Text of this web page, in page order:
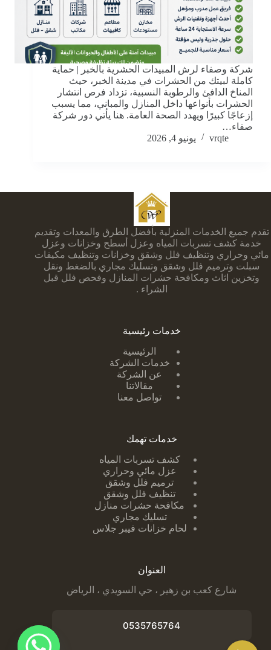
شركة وصفاء لرش المبيدات الحشرية بالخبر | حماية
كاملة لبيتك من الحشرات في مدينة الخبر، حيث
المناخ الدافئ والرطوبة النسبية، تزداد فرص انتشار
الحشرات بأنواعها داخل المنازل والمباني، مما يسبب
إزعاجًا كبيرًا ويهدد الصحة العامة. هنا يأتي دور شركة
صفاء…
vrqte
يونيو 4, 2026
تقدم جميع الخدمات المنزلية بأفضل الطرق والمعدات وتقديم
خدمة كشف تسربات المياه وعزل أسطح وخزانات وعزل
مائي وحراري وتنظيف فلل وشقق وخزانات وتنظيف مكيفات
سبلت وترميم فلل وشقق وتسليك مجاري بالضغط ونقل
وتخزين اثاث ومكافحة حشرات المنازل وفحص فلل قبل
الشراء .
خدمات رئيسية
الرئيسية
خدمات الشركة
عن الشركة
مقالاتنا
تواصل معنا
خدمات تهمك
كشف تسربات ا لمياه
عزل مائي وحراري
ترميم فلل وشقق
تنظيف فلل وشقق
مكافحة حشرات منازل
تسليك مجاري
لحام خزانات فيبر جلاس
العنوان
شارع كعب بن زهير ، حي السويدي ، الرياض
0535765764